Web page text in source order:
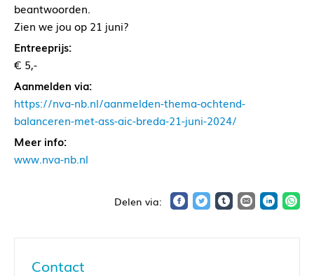
beantwoorden.
Zien we jou op 21 juni?
Entreeprijs:
€ 5,-
Aanmelden via:
https://nva-nb.nl/aanmelden-thema-ochtend-
balanceren-met-ass-aic-breda-21-juni-2024/
Meer info:
www.nva-nb.nl
Contact